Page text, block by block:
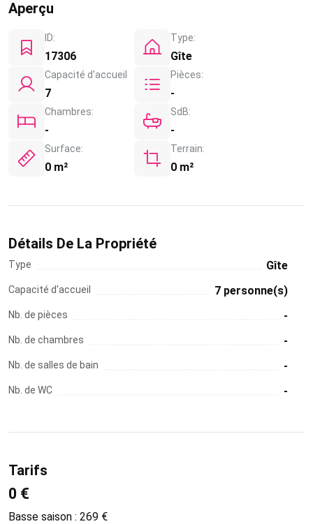
Aperçu
ID:
17306
Type:
Gîte
Capacité d'accueil
7
Pièces:
-
Chambres:
-
SdB:
-
Surface:
0 m²
Terrain:
0 m²
Détails De La Propriété
Type Gîte
Capacité d'accueil 7 personne(s)
Nb. de pièces -
Nb. de chambres -
Nb. de salles de bain -
Nb. de WC -
Tarifs
0 €
Basse saison : 269 €